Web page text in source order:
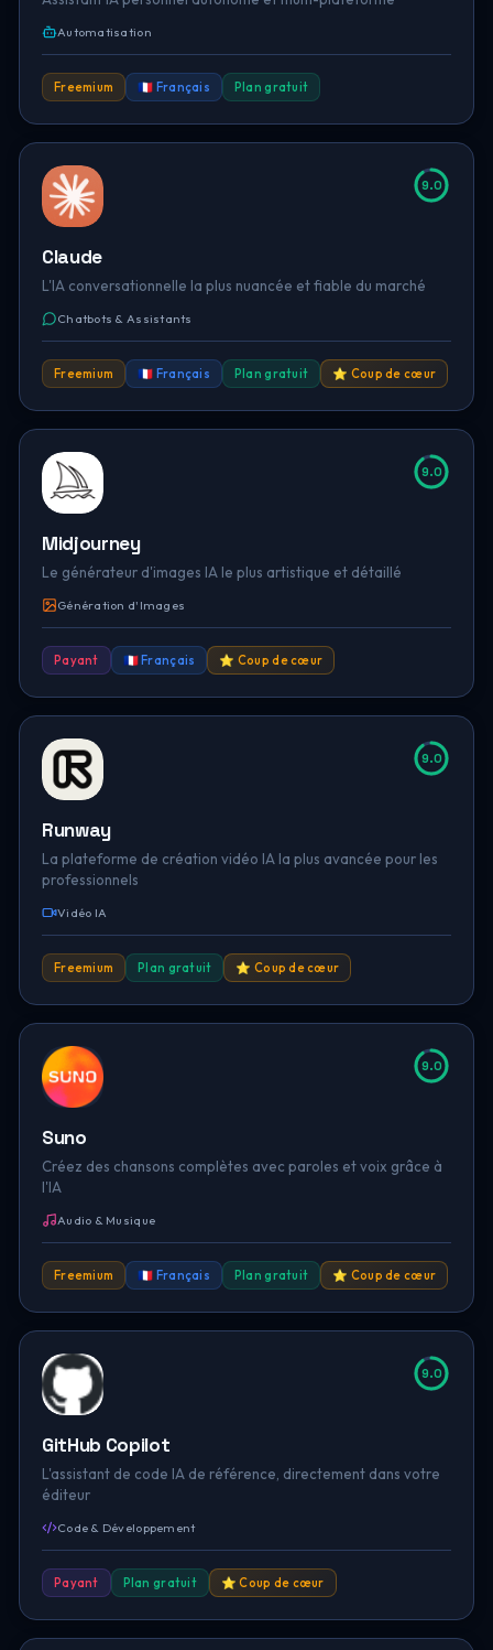
Automatisation
Freemium 🇫🇷 Français Plan gratuit
9.0
Claude
L'IA conversationnelle la plus nuancée et fiable du marché
Chatbots & Assistants
Freemium 🇫🇷 Français Plan gratuit ⭐ Coup de cœur
9.0
Midjourney
Le générateur d'images IA le plus artistique et détaillé
Génération d'Images
Payant 🇫🇷 Français ⭐ Coup de cœur
9.0
Runway
La plateforme de création vidéo IA la plus avancée pour les
professionnels
Vidéo IA
Freemium Plan gratuit ⭐ Coup de cœur
9.0
Suno
Créez des chansons complètes avec paroles et voix grâce à
l'IA
Audio & Musique
Freemium 🇫🇷 Français Plan gratuit ⭐ Coup de cœur
9.0
GitHub Copilot
L'assistant de code IA de référence, directement dans votre
éditeur
Code & Développement
Payant Plan gratuit ⭐ Coup de cœur